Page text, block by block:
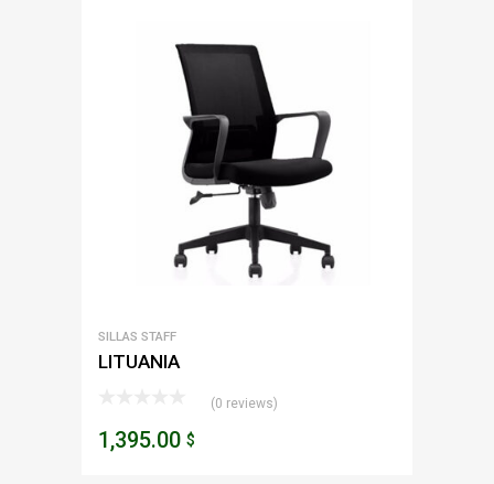
SILLAS STAFF
LITUANIA
(0 reviews)
1,395.00 $